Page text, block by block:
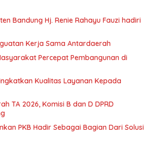
Bandung Hj. Renie Rahayu Fauzi hadiri
Kerja Sama Antardaerah
Percepat Pembangunan di
Kualitas Layanan Kepada
TA 2026, Komisi B dan D DPRD
PKB Hadir Sebagai Bagian Dari Solusi